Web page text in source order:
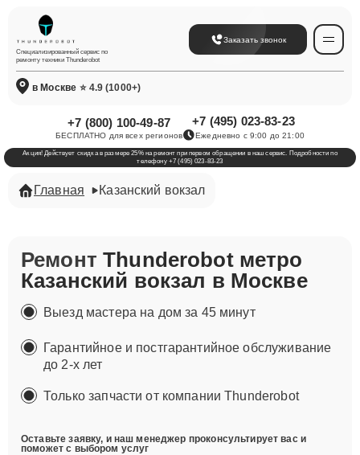
Специализированный сервис по
ремонту техники Thunderobot
Заказать звонок
в Москве ⭐ 4.9 (1000+)
+7 (800) 100-49-87
БЕСПЛАТНО для всех регионов
+7 (495) 023-83-23
Ежедневно с 9:00 до 21:00
Акция! Действует скидка в размере 25% на ремонт при первом обращении в наш сервис. Подробности по
телефону +7 (495) 023-83-23
Главная Казанский вокзал
РемонтThunderobot метро
Казанский вокзал в Москве
Выезд мастера на дом за 45 минут
Гарантийное и постгарантийное обслуживание
до 2-х лет
Только запчасти от компании Thunderobot
Оставьте заявку, и наш менеджер проконсультирует вас и
поможет с выбором услуг